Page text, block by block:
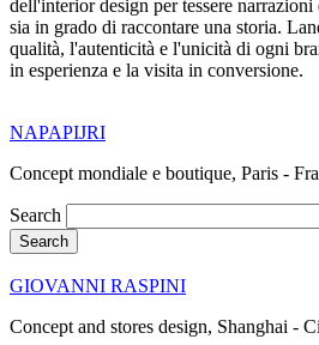
dell'interior design per tessere
sia in grado di raccontare una storia.
qualità, l'autenticità e l'unicità di ogni
in esperienza e la visita in conversione.
NAPAPIJRI
Concept mondiale e boutique, Paris -
Search
GIOVANNI RASPINI
Concept and stores design, Shanghai -